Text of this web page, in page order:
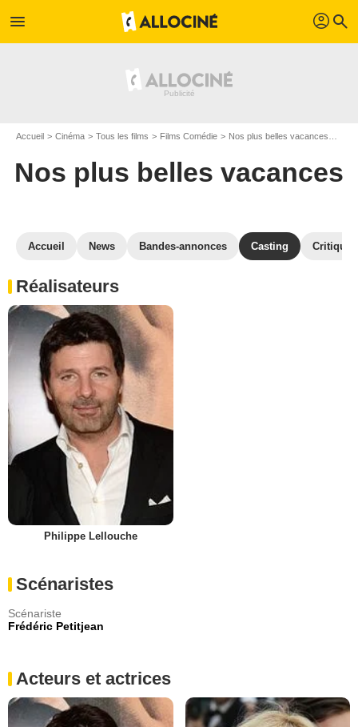
menu profil search
Accueil Cinéma Tous les films Films Comédie Nos plus belles vacances
Nos plus belles vacances
Accueil News Bandes-annonces Casting
Réalisateurs
Philippe Lellouche
Scénaristes
Scénariste
Frédéric Petitjean
Acteurs et actrices